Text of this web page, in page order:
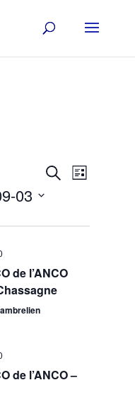
Events
Search
Views
SearchEvent
Views
List
03
de l’ANCO
de l’ANCO –